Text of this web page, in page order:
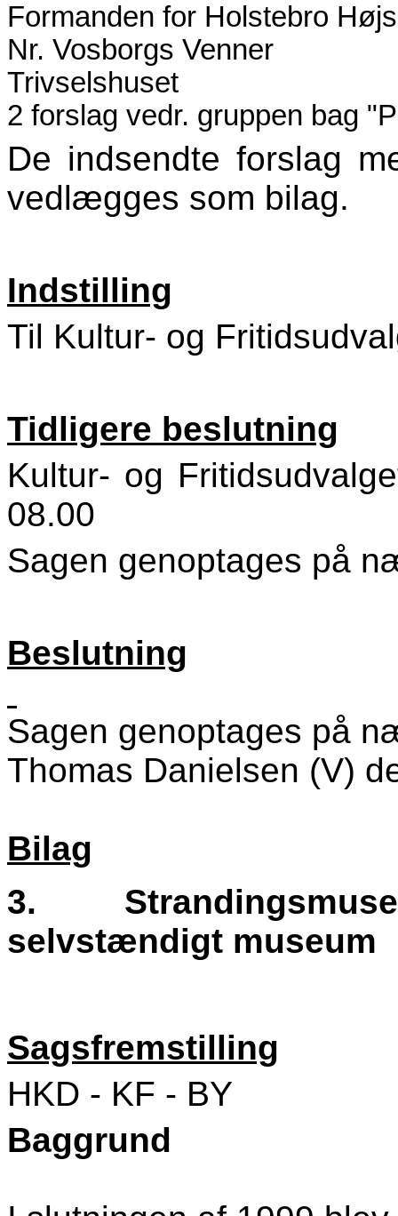
Formanden for Holstebro
Nr. Vosborgs Venner
Trivselshuset
2 forslag vedr. gruppen bag
De indsendte forslag
vedlægges som bilag.
Indstilling
Til Kultur- og
Tidligere beslutning
Kultur- og
08.00
Sagen genoptages på
Beslutning
Sagen genoptages på
Thomas Danielsen (V)
Bilag
3.
selvstændigt museum
Sagsfremstilling
HKD - KF - BY
Baggrund